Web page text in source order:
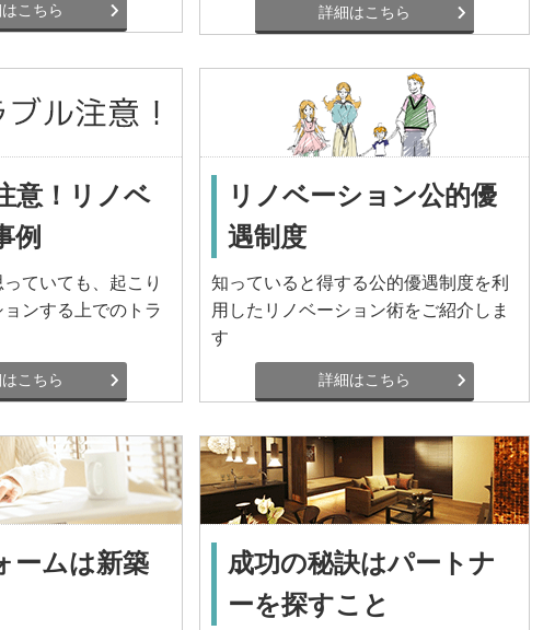
こちら 詳細はこちら
意！リノベ
例
ていても、起こり
ンする上でのトラ
こちら
リノベーション公的優
遇制度
知っていると得する公的優遇制度を利
用したリノベーション術をご紹介しま
す
詳細はこちら
ームは新築
成功の秘訣はパートナ
ーを探すこと